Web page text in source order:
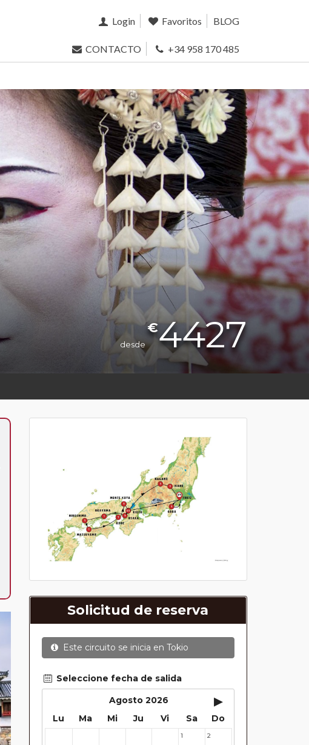
Login Favoritos BLOG
CONTACTO +34 958 170 485
desde
€4427
Solicitud de reserva
Este circuito se inicia en Tokio
Seleccione fecha de salida
Agosto 2026
▸
Lu Ma Mi Ju Vi Sa Do
1 2